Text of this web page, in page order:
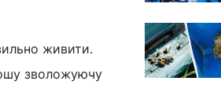
живити.
зволожуючу